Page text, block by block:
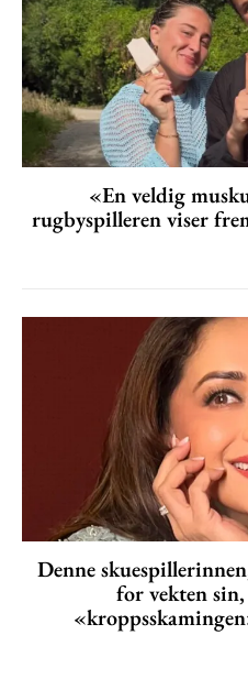
«En veldig
rugbyspilleren viser
Denne
for vekten